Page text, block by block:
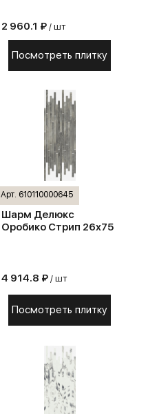
2 960.1 ₽ / шт
Посмотреть плитку
Арт. 610110000645
Шарм Делюкс
Оробико Стрип 26х75
4 914.8 ₽ / шт
Посмотреть плитку